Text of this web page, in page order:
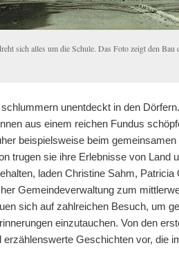
sich alles um die Schule. Das Foto zeigt den Bau
unentdeckt in den
aus einem reichen Fundus
beispielsweise beim
trugen sie ihre Erlebnisse von Land
laden Christine Sahm, Patricia
Gemeindeverwaltung zum
sich auf zahlreichen Besuch, um
einzutauchen. Von den
erzählenswerte Geschichten vor, die